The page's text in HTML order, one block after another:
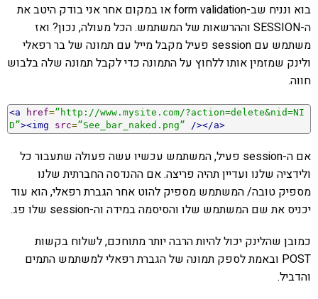
בוא ונניח שב-form validation או במקום אחר אני בודק היטב את
ה-SESSION וההרשאות של המשתמש. הכל מעולה, נכון? ואז
משתמש עם session פעיל מקבל מייל עם תמונה של בר רפאלי
ולינק שמזמין אותו ללחוץ על התמונה כדי לקבל תמונה שלה בלבוש
חווה.
<a href=”http://www.mysite.com/?action=delete&nid=NI
D”><img src=”See_bar_naked.png” /></a>
אם ה-session פעיל, המשתמש עכשיו עשה פעולה שתעבור כל
ולידציה שלנו ועדיין תהיה פריצה. אם ההנדסה החברתית שלנו
מספיק טובה/ המשתמש מספיק להוט אחר הגברת רפאלי, הוא עוד
יכניס את שם המשתמש שלו והסיסמה במידה וה-session שלו פג.
כמובן שהלינק יכול להיות הרבה יותר מתוחכם, לשלוח בקשות
POST ובאמת לספק תמונה של הגברת רפאלי למשתמש התמים
והדביל.